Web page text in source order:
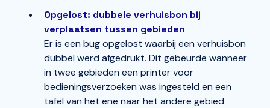
Opgelost: dubbele verhuisbon bij
verplaatsen tussen gebieden
Er is een bug opgelost waarbij een verhuisbon
dubbel werd afgedrukt. Dit gebeurde wanneer
in twee gebieden een printer voor
bedieningsverzoeken was ingesteld en een
tafel van het ene naar het andere gebied